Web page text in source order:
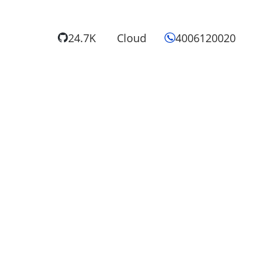
24.7K Cloud 4006120020